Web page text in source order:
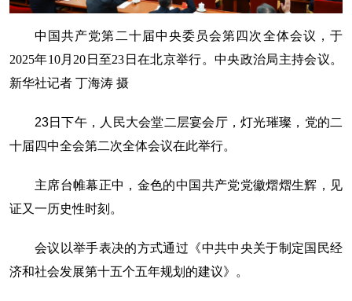
中国共产党第二十届中央委员会第四次全体会议，于
2025年10月20日至23日在北京举行。中央政治局主持会议。
新华社记者 丁海涛 摄
23日下午，人民大会堂二层宴会厅，灯光璀璨，党的二
十届四中全会第二次全体会议在此举行。
主席台帷幕正中，金色的中国共产党党徽熠熠生辉，见
证又一历史性时刻。
会议以举手表决的方式通过《中共中央关于制定国民经
济和社会发展第十五个五年规划的建议》。